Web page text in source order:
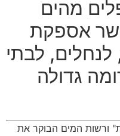
מהים
אספקת
לנחלים, לבתי
גדולה
" ורשות המים הבוקר את